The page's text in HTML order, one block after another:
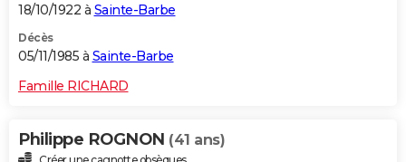
18/10/1922 à Sainte-Barbe
Décès
05/11/1985 à Sainte-Barbe
Famille RICHARD
Philippe ROGNON (41 ans)